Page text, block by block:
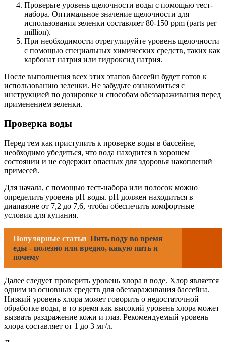
Проверьте уровень щелочности воды с помощью тест-
набора. Оптимальное значение щелочности для
использования зеленки составляет 80-150 ppm (parts per
million).
При необходимости отрегулируйте уровень щелочности
с помощью специальных химических средств, таких как
карбонат натрия или гидроксид натрия.
После выполнения всех этих этапов бассейн будет готов к
использованию зеленки. Не забудьте ознакомиться с
инструкцией по дозировке и способам обеззараживания перед
применением зеленки.
Проверка воды
Перед тем как приступить к проверке воды в бассейне,
необходимо убедиться, что вода находится в хорошем
состоянии и не содержит опасных для здоровья накоплений
примесей.
Для начала, с помощью тест-набора или полосок можно
определить уровень pH воды. pH должен находиться в
диапазоне от 7,2 до 7,6, чтобы обеспечить комфортные
условия для купания.
Популярные статьи Пить воду во время
еды - полезно или вредно, какую пить и
почему
Далее следует проверить уровень хлора в воде. Хлор является
одним из основных средств для обеззараживания бассейна.
Низкий уровень хлора может говорить о недостаточной
обработке воды, в то время как высокий уровень хлора может
вызвать раздражение кожи и глаз. Рекомендуемый уровень
хлора составляет от 1 до 3 мг/л.